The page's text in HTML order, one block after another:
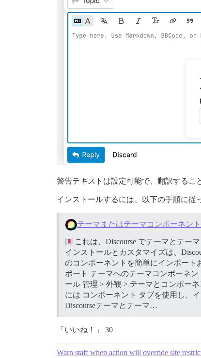
警告テキストは設定可能で、翻訳するこ
インストールするには、以下の手順に従
テーマまたはテーマコンポーネン
これは、Discourse でテーマとテー
インストールとカスタマイズは、
のコンポーネントを簡単にインポート
ポート テーマへのテーマコンポーネ
ール 管理 > 外観 > テーマとコンポー
には コンポーネント タブを使用し、
Discourseテーマとテーマ…
「いいね！」 30
Warn staff when action will override site